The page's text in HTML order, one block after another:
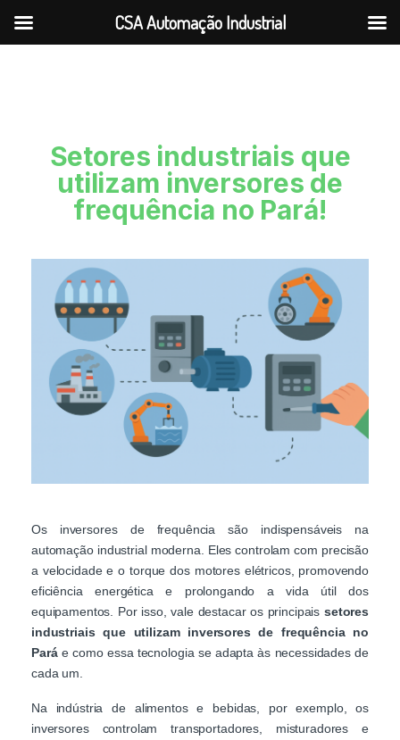
Setores industriais que
utilizam inversores de
frequência no Pará!
Os inversores de frequência são indispensáveis na
automação industrial moderna. Eles controlam com precisão
a velocidade e o torque dos motores elétricos, promovendo
eficiência energética e prolongando a vida útil dos
equipamentos. Por isso, vale destacar os principais setores
industriais que utilizam inversores de frequência no
Paráe como essa tecnologia se adapta às necessidades de
cada um.
Na indústria de alimentos e bebidas, por exemplo, os
inversores controlam transportadores, misturadores e
CSA Automação Industrial